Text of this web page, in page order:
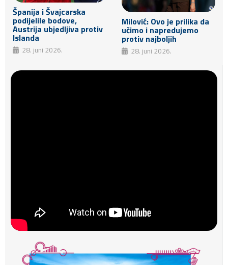
Španija i Švajcarska
podijelile bodove,
Austrija ubjedljiva protiv
Islanda
28. juni 2026.
Milović: Ovo je prilika da
učimo i napredujemo
protiv najboljih
28. juni 2026.